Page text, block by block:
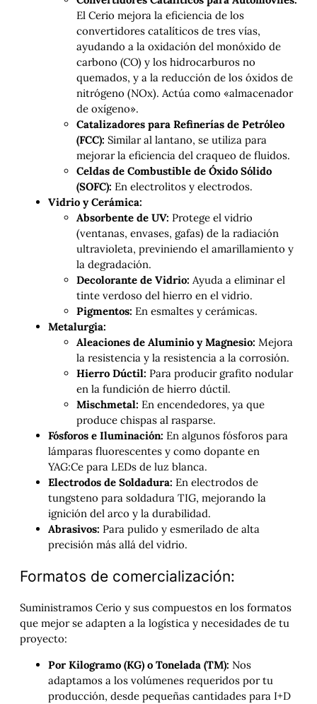
El Cerio mejora la eficiencia de los
convertidores catalíticos de tres vías,
ayudando a la oxidación del monóxido de
carbono (CO) y los hidrocarburos no
quemados, y a la reducción de los óxidos de
nitrógeno (NOx). Actúa como «almacenador
de oxígeno».
Catalizadores para Refinerías de Petróleo
(FCC): Similar al lantano, se utiliza para
mejorar la eficiencia del craqueo de fluidos.
Celdas de Combustible de Óxido Sólido
(SOFC): En electrolitos y electrodos.
Vidrio y Cerámica:
Absorbente de UV: Protege el vidrio
(ventanas, envases, gafas) de la radiación
ultravioleta, previniendo el amarillamiento y
la degradación.
Decolorante de Vidrio: Ayuda a eliminar el
tinte verdoso del hierro en el vidrio.
Pigmentos: En esmaltes y cerámicas.
Metalurgia:
Aleaciones de Aluminio y Magnesio: Mejora
la resistencia y la resistencia a la corrosión.
Hierro Dúctil: Para producir grafito nodular
en la fundición de hierro dúctil.
Mischmetal: En encendedores, ya que
produce chispas al rasparse.
Fósforos e Iluminación: En algunos fósforos para
lámparas fluorescentes y como dopante en
YAG:Ce para LEDs de luz blanca.
Electrodos de Soldadura: En electrodos de
tungsteno para soldadura TIG, mejorando la
ignición del arco y la durabilidad.
Abrasivos: Para pulido y esmerilado de alta
precisión más allá del vidrio.
Formatos de comercialización:
Suministramos Cerio y sus compuestos en los formatos
que mejor se adapten a la logística y necesidades de tu
proyecto:
Por Kilogramo (KG) o Tonelada (TM): Nos
adaptamos a los volúmenes requeridos por tu
producción, desde pequeñas cantidades para I+D